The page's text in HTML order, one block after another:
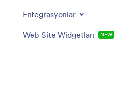
Entegrasyonlar
Web Site Widgetları NEW